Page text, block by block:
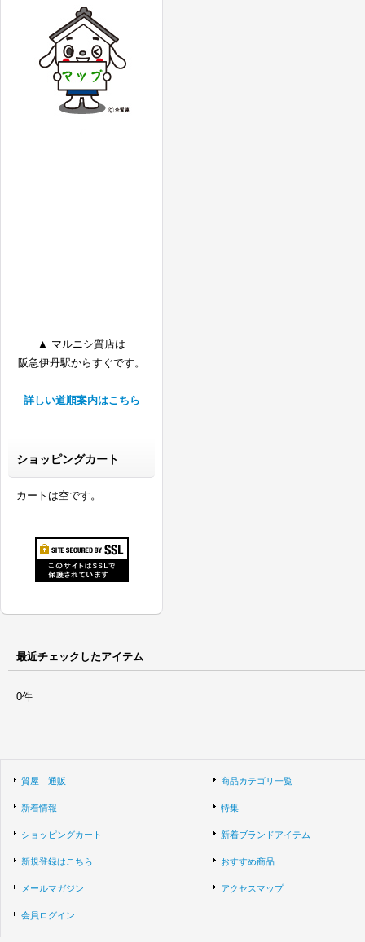
▲ マルニシ質店は
阪急伊丹駅からすぐです。
詳しい道順案内はこちら
ショッピングカート
カートは空です。
最近チェックしたアイテム
0件
質屋 通販
新着情報
ショッピングカート
新規登録はこちら
メールマガジン
会員ログイン
商品カテゴリ一覧
特集
新着ブランドアイテム
おすすめ商品
アクセスマップ